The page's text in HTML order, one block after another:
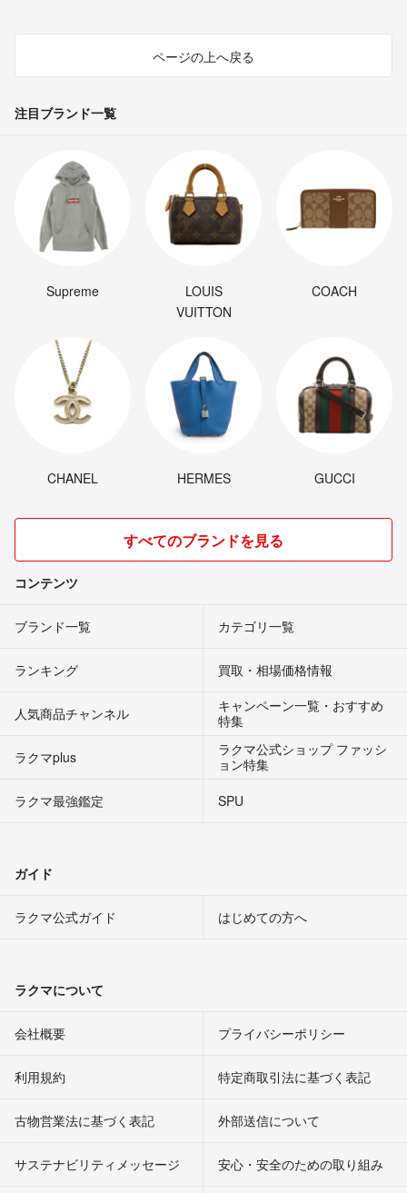
ページの上へ戻る
注目ブランド一覧
Supreme
LOUIS
VUITTON
COACH
CHANEL HERMES GUCCI
すべてのブランドを見る
コンテンツ
ブランド一覧 カテゴリ一覧
ランキング 買取・相場価格情報
人気商品チャンネル
キャンペーン一覧・おすすめ
特集
ラクマplus
ラクマ公式ショップ ファッシ
ョン特集
ラクマ最強鑑定
SPU
ガイド
ラクマ公式ガイド はじめての方へ
ラクマについて
会社概要 プライバシーポリシー
利用規約 特定商取引法に基づく表記
古物営業法に基づく表記 外部送信について
サステナビリティメッセージ 安心・安全のための取り組み